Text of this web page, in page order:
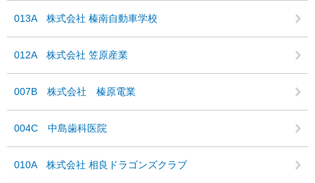
013A 株式会社 榛南自動車学校
012A 株式会社 笠原産業
007B 株式会社 榛原電業
004C 中島歯科医院
010A 株式会社 相良ドラゴンズクラブ